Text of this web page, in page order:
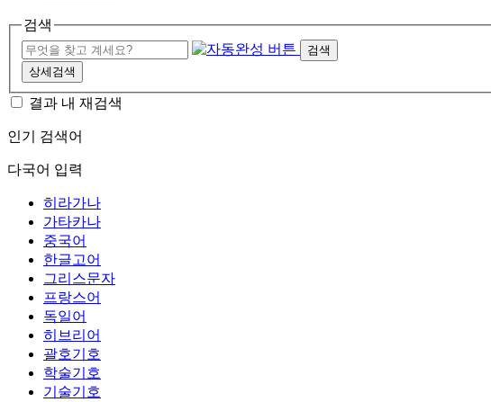
검색
검색
상세검색
결과 내 재검색
인기 검색어
다국어 입력
히라가나
가타카나
중국어
한글고어
그리스문자
프랑스어
독일어
히브리어
괄호기호
학술기호
기술기호